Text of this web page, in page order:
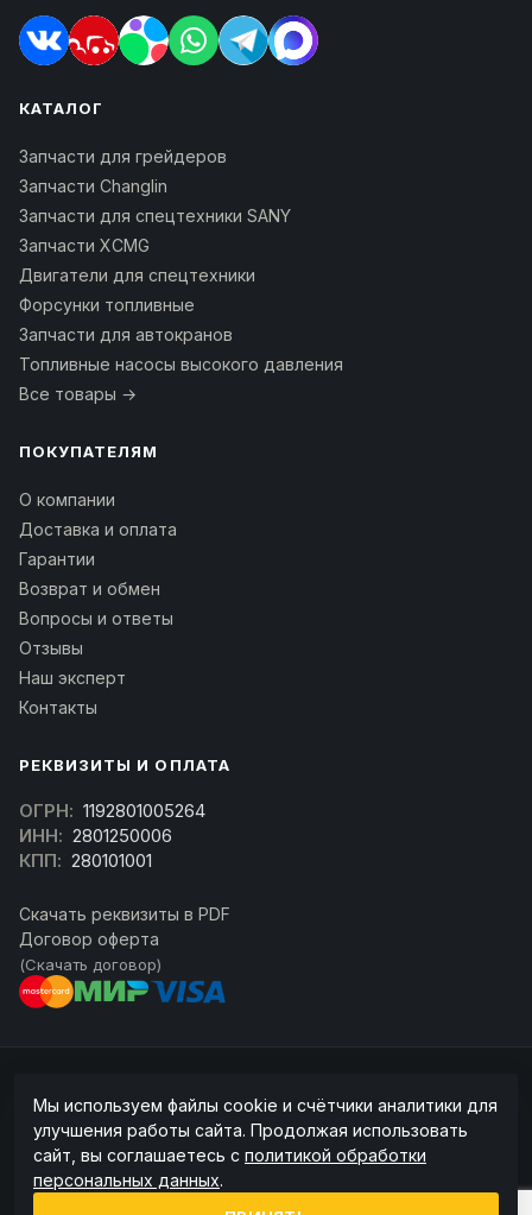
КАТАЛОГ
Запчасти для грейдеров
Запчасти Changlin
Запчасти для спецтехники SANY
Запчасти XCMG
Двигатели для спецтехники
Форсунки топливные
Запчасти для автокранов
Топливные насосы высокого давления
Все товары →
ПОКУПАТЕЛЯМ
О компании
Доставка и оплата
Гарантии
Возврат и обмен
Вопросы и ответы
Отзывы
Наш эксперт
Контакты
РЕКВИЗИТЫ И ОПЛАТА
ОГРН: 1192801005264
ИНН: 2801250006
КПП: 280101001
Скачать реквизиты в PDF
Договор оферта
(Скачать договор)
ссылка на источник обязательна.
Информация на сайте не является публичной офертой (ст. 437 ГК РФ).
Точную стоимость и наличие уточняйте у менеджера.
Политика конфиденциальности
Мы используем файлы cookie и счётчики аналитики для
улучшения работы сайта. Продолжая использовать
сайт, вы соглашаетесь с политикой обработки
персональных данных.